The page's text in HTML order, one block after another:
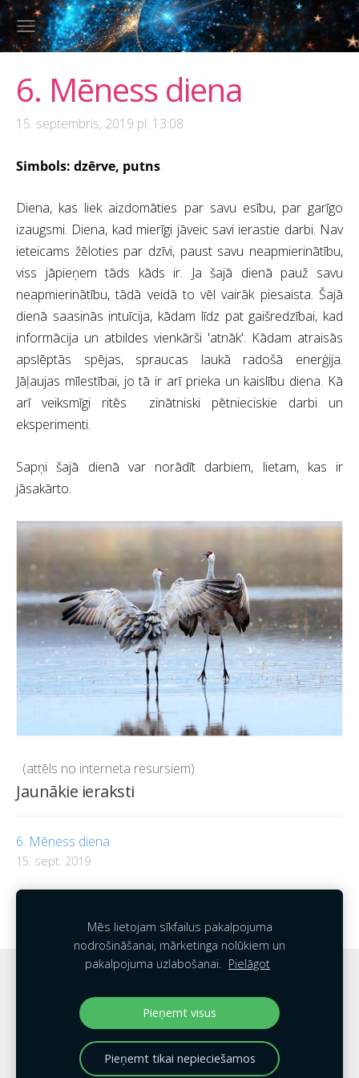
Jaunākie ieraksti
6. Mēness diena
15. sept. 2019
Cilvēka raksturojums pēc dzimšanas datumam
atbilstošās Mēness dienas
6. Mēness diena
15. septembris, 2019 pl. 13:08
Simbols: dzērve, putns
Diena, kas liek aizdomāties par savu esību, par garīgo
izaugsmi. Diena, kad mierīgi jāveic savi ierastie darbi. Nav
ieteicams žēloties par dzīvi, paust savu neapmierinātību,
viss jāpieņem tāds kāds ir. Ja šajā dienā pauž savu
neapmierinātību, tādā veidā to vēl vairāk piesaista. Šajā
dienā saasinās intuīcija, kādam līdz pat gaišredzībai, kad
informācija un atbildes vienkārši 'atnāk'. Kādam atraisās
apslēptās spējas, spraucas laukā radošā enerģija.
Jāļaujas mīlestībai, jo tā ir arī prieka un kaislību diena. Kā
arī veiksmīgi ritēs
zinātniski pētnieciskie darbi un
eksperimenti.
Sapņi šajā dienā var norādīt darbiem, lietam, kas ir
jāsakārto.
(attēls no interneta resursiem)
Mēs lietojam sīkfailus pakalpojuma
nodrošināšanai, mārketinga nolūkiem un
pakalpojuma uzlabošanai. Pielāgot
Pieņemt visus
Pieņemt tikai nepieciešamos